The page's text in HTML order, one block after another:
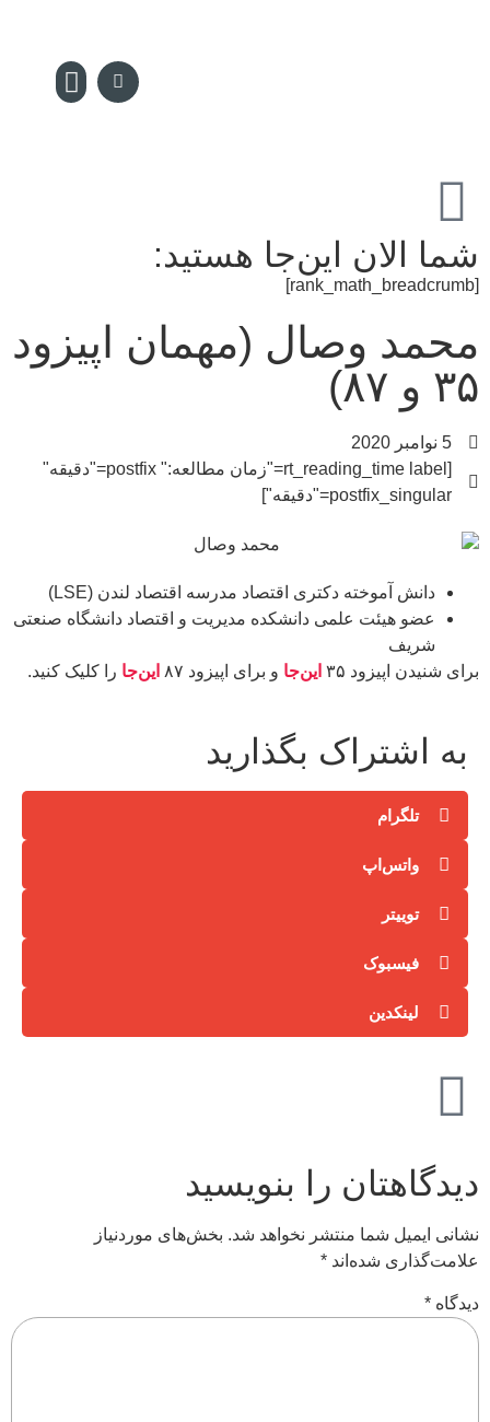
شما الان این‌جا هستید:
[rank_math_breadcrumb]
محمد وصال (مهمان اپیزود
۳۵ و ۸۷)
5 نوامبر 2020
[rt_reading_time label="زمان مطالعه:" postfix="دقیقه"
postfix_singular="دقیقه"]
دانش آموخته دکتری اقتصاد مدرسه اقتصاد لندن (LSE)
عضو هیئت علمی دانشکده مدیریت و اقتصاد دانشگاه صنعتی
شریف
برای شنیدن اپیزود ۳۵
این‌جا و برای اپیزود ۸۷ این‌جا را کلیک کنید.
به اشتراک بگذارید
تلگرام
واتس‌اپ
توییتر
فیسبوک
لینکدین
دیدگاهتان را بنویسید
نشانی ایمیل شما منتشر نخواهد شد. بخش‌های موردنیاز
علامت‌گذاری شده‌اند *
دیدگاه *